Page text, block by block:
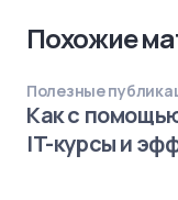
Похожие
Полезные
Как с
IT-курсы и